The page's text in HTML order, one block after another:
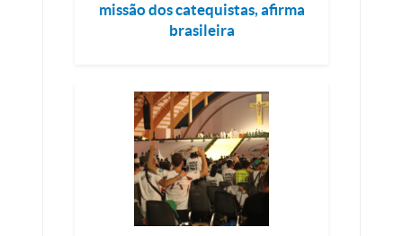
missão dos catequistas, afirma
brasileira